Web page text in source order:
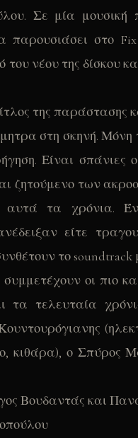
Σε μία μουσική
παρουσιάσει στο
του νέου της
της παράστασης
στη σκηνή. Μόνη
Είναι σπάνιες
ζητούμενο των
αυτά τα χρόνια.
είτε
το
οι πιο
τα τελευταία
κιθάρα), ο Σπύρος
Βουδαντάς και